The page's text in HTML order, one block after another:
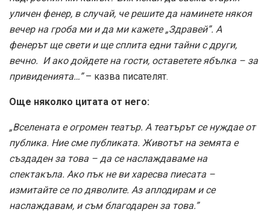
уличен фенер, в случай, че решите да наминете някоя
вечер на гроба ми и да ми кажете „Здравей”. А
фенерът ще свети и ще сплита едни тайни с други,
вечно. И ако дойдете на гости, оставетете ябълка – за
привиденията…”– казва писателят.
Още няколко цитата от него:
„Вселената е огромен театър. А театърът се нуждае от
публика. Ние сме публиката. Животът на земята е
създаден за това – да се наслаждаваме на
спектакъла. Ако пък не ви харесва пиесата –
измитайте се по дяволите. Аз аплодирам и се
наслаждавам, и съм благодарен за това.”